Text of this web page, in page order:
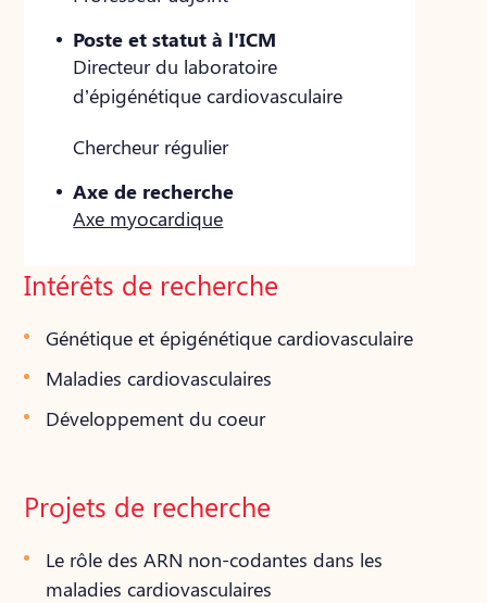
Poste et statut à l'ICM
Directeur du laboratoire
d’épigénétique cardiovasculaire
Chercheur régulier
Axe de recherche
Axe myocardique
Intérêts de recherche
Génétique et épigénétique cardiovasculaire
Maladies cardiovasculaires
Développement du coeur
Projets de recherche
Le rôle des ARN non-codantes dans les
maladies cardiovasculaires